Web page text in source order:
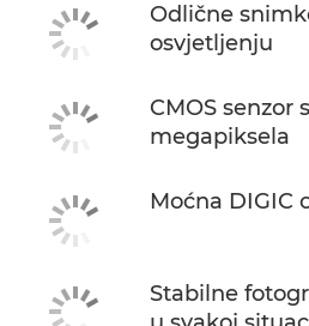
Odlične
osvjetljenju
CMOS senzor
megapiksela
Moćna DIGIC
Stabilne